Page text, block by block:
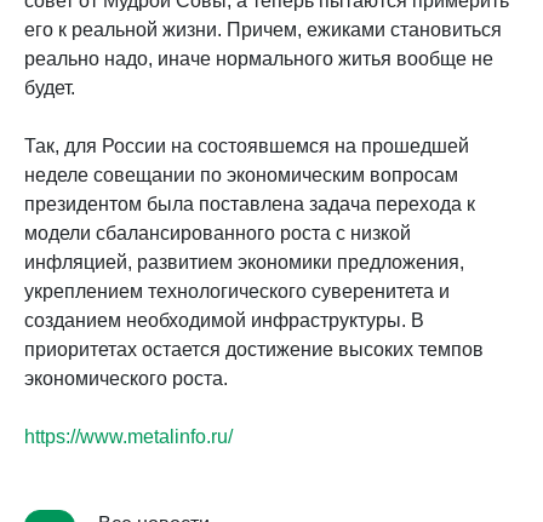
его к реальной жизни. Причем, ежиками становиться
реально надо, иначе нормального житья вообще не
будет.
Так, для России на состоявшемся на прошедшей
неделе совещании по экономическим вопросам
президентом была поставлена задача перехода к
модели сбалансированного роста с низкой
инфляцией, развитием экономики предложения,
укреплением технологического суверенитета и
созданием необходимой инфраструктуры. В
приоритетах остается достижение высоких темпов
экономического роста.
https://www.metalinfo.ru/